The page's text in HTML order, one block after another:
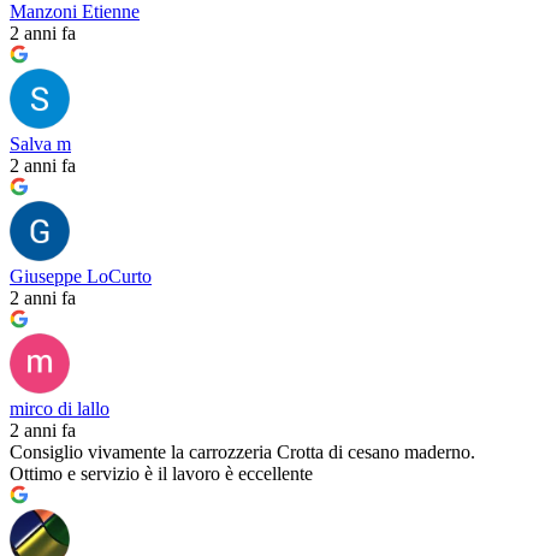
Manzoni Etienne
2 anni fa
Salva m
2 anni fa
Giuseppe LoCurto
2 anni fa
mirco di lallo
2 anni fa
Consiglio vivamente la carrozzeria Crotta di cesano maderno.
Ottimo e servizio è il lavoro è eccellente